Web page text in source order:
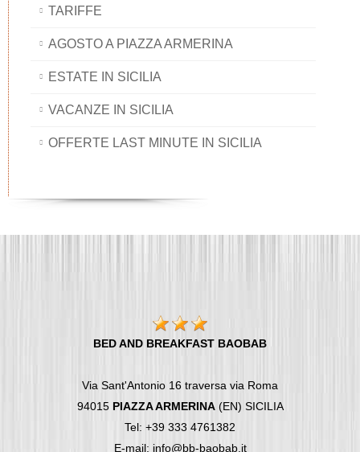
TARIFFE
AGOSTO A PIAZZA ARMERINA
ESTATE IN SICILIA
VACANZE IN SICILIA
OFFERTE LAST MINUTE IN SICILIA
BED AND BREAKFAST BAOBAB
Via Sant'Antonio 16 traversa via Roma
94015 PIAZZA ARMERINA(EN) SICILIA
Tel: +39 333 4761382
E-mail: info@bb-baobab.it